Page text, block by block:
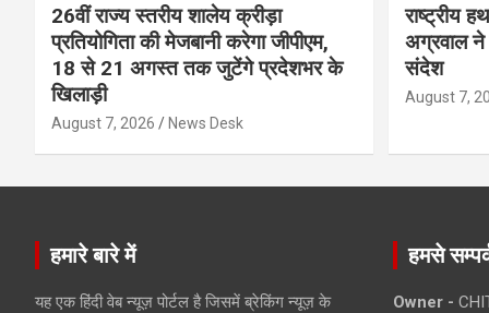
26वीं राज्य स्तरीय शालेय क्रीड़ा
प्रतियोगिता की मेजबानी करेगा जीपीएम,
18 से 21 अगस्त तक जुटेंगे प्रदेशभर के
खिलाड़ी
August 7, 2026 News Desk
राष्ट्रीय
अग्रवाल ने
संदेश
August 7,
हमारे बारे में
यह एक हिंदी वेब न्यूज़ पोर्टल है जिसमें ब्रेकिंग न्यूज़ के
हमसे
Owner -